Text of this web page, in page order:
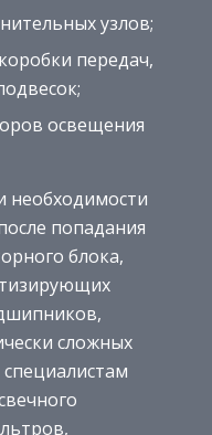
узлов;
передач,
освещения
необходимости
попадания
блока,
сложных